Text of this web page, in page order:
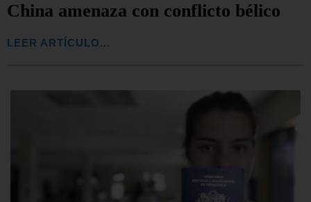
China amenaza con conflicto bélico
LEER ARTÍCULO...